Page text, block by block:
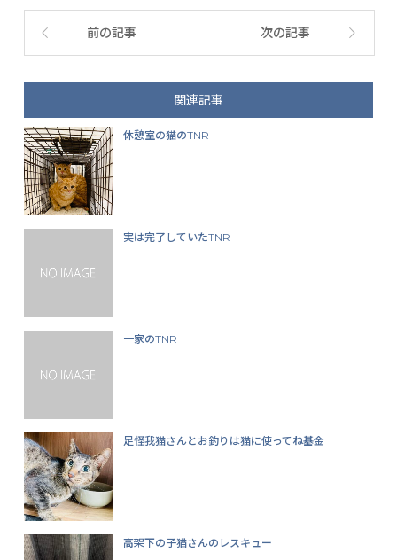
前の記事 次の記事
関連記事
休憩室の猫のTNR
実は完了していたTNR
一家のTNR
足怪我猫さんとお釣りは猫に使ってね基金
高架下の子猫さんのレスキュー